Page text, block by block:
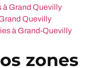
à Grand Quevilly
Quevilly
à Grand-Quevilly
zones